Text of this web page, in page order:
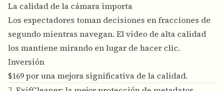
La calidad de la cámara importa
Los espectadores toman decisiones en fracciones de
segundo mientras navegan. El video de alta calidad
los mantiene mirando en lugar de hacer clic.
Inversión
$169 por una mejora significativa de la calidad.